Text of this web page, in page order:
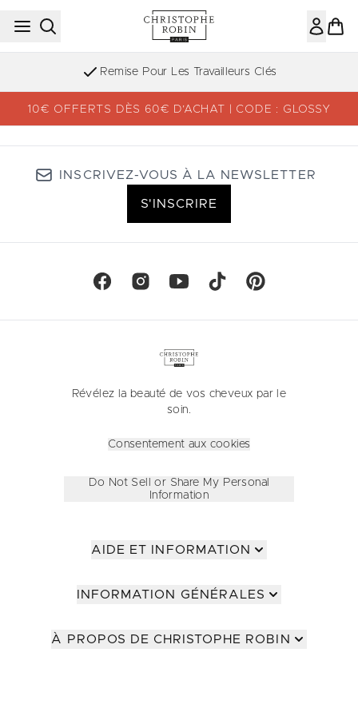
Passer au contenu principal
Remise Pour Les Travailleurs Clés
10€ OFFERTS DÈS 60€ D’ACHAT | CODE : GLOSSY
INSCRIVEZ-VOUS À LA NEWSLETTER
S'INSCRIRE
Révélez la beauté de vos cheveux par le
soin.
Consentement aux cookies
Do Not Sell or Share My Personal
Information
AIDE ET INFORMATION
INFORMATION GÉNÉRALES
À PROPOS DE CHRISTOPHE ROBIN